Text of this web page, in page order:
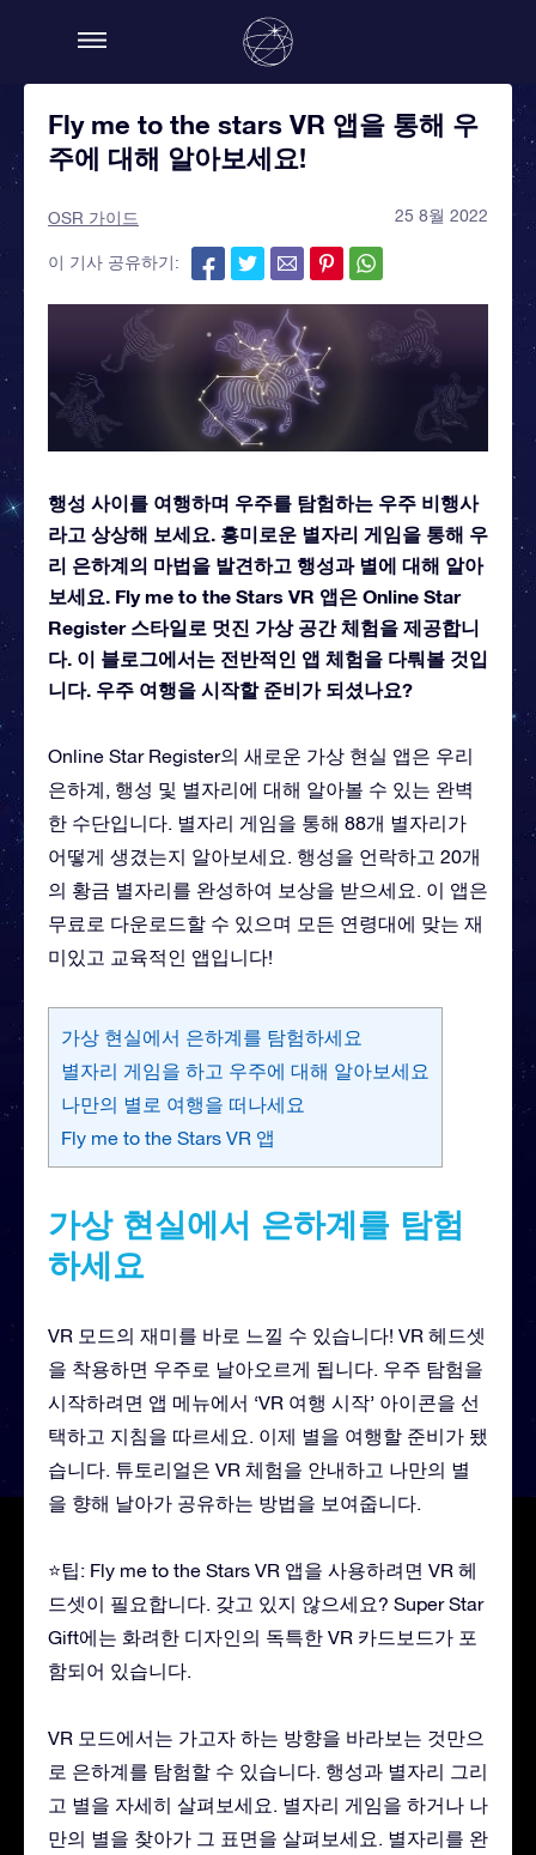
Fly me to the stars VR 앱을 통해 우
주에 대해 알아보세요!
OSR 가이드 25 8월 2022
이 기사 공유하기:
행성 사이를 여행하며 우주를 탐험하는 우주 비행사
라고 상상해 보세요. 흥미로운 별자리 게임을 통해 우
리 은하계의 마법을 발견하고 행성과 별에 대해 알아
보세요. Fly me to the Stars VR 앱은 Online Star
Register 스타일로 멋진 가상 공간 체험을 제공합니
다. 이 블로그에서는 전반적인 앱 체험을 다뤄볼 것입
니다. 우주 여행을 시작할 준비가 되셨나요?
Online Star Register의 새로운 가상 현실 앱은 우리
은하계, 행성 및 별자리에 대해 알아볼 수 있는 완벽
한 수단입니다. 별자리 게임을 통해 88개 별자리가
어떻게 생겼는지 알아보세요. 행성을 언락하고 20개
의 황금 별자리를 완성하여 보상을 받으세요. 이 앱은
무료로 다운로드할 수 있으며 모든 연령대에 맞는 재
미있고 교육적인 앱입니다!
가상 현실에서 은하계를 탐험하세요
별자리 게임을 하고 우주에 대해 알아보세요
나만의 별로 여행을 떠나세요
Fly me to the Stars VR 앱
가상 현실에서 은하계를 탐험
하세요
VR 모드의 재미를 바로 느낄 수 있습니다! VR 헤드셋
을 착용하면 우주로 날아오르게 됩니다. 우주 탐험을
시작하려면 앱 메뉴에서 ‘VR 여행 시작’ 아이콘을 선
택하고 지침을 따르세요. 이제 별을 여행할 준비가 됐
습니다. 튜토리얼은 VR 체험을 안내하고 나만의 별
을 향해 날아가 공유하는 방법을 보여줍니다.
⭐팁: Fly me to the Stars VR 앱을 사용하려면 VR 헤
드셋이 필요합니다. 갖고 있지 않으세요? Super Star
Gift에는 화려한 디자인의 독특한 VR 카드보드가 포
함되어 있습니다.
VR 모드에서는 가고자 하는 방향을 바라보는 것만으
로 은하계를 탐험할 수 있습니다. 행성과 별자리 그리
고 별을 자세히 살펴보세요. 별자리 게임을 하거나 나
만의 별을 찾아가 그 표면을 살펴보세요. 별자리를 완